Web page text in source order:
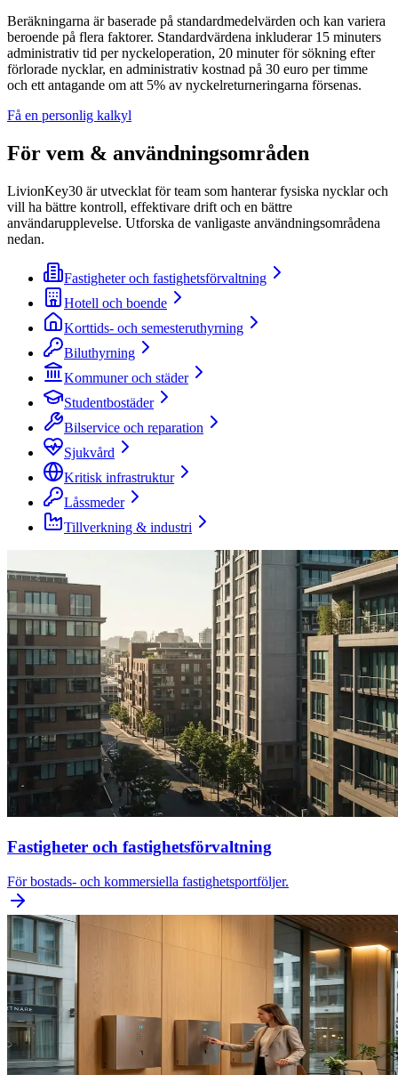
Beräkningarna är baserade på standardmedelvärden och kan variera
beroende på flera faktorer. Standardvärdena inkluderar 15 minuters
administrativ tid per nyckeloperation, 20 minuter för sökning efter
förlorade nycklar, en administrativ kostnad på 30 euro per timme
och ett antagande om att 5% av nyckelreturneringarna försenas.
Få en personlig kalkyl
För vem & användningsområden
LivionKey30 är utvecklat för team som hanterar fysiska nycklar och
vill ha bättre kontroll, effektivare drift och en bättre
användarupplevelse. Utforska de vanligaste användningsområdena
nedan.
Fastigheter och fastighetsförvaltning
Hotell och boende
Korttids- och semesteruthyrning
Biluthyrning
Kommuner och städer
Studentbostäder
Bilservice och reparation
Sjukvård
Kritisk infrastruktur
Låssmeder
Tillverkning & industri
Fastigheter och fastighetsförvaltning
För bostads- och kommersiella fastighetsportföljer.